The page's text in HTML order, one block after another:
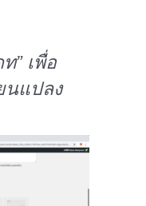
” เพื่อ
นแปลง